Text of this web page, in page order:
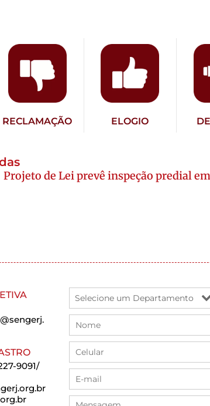
RECLAMAÇÃO ELOGIO
Projeto de Lei prevê inspeção predial
9091/